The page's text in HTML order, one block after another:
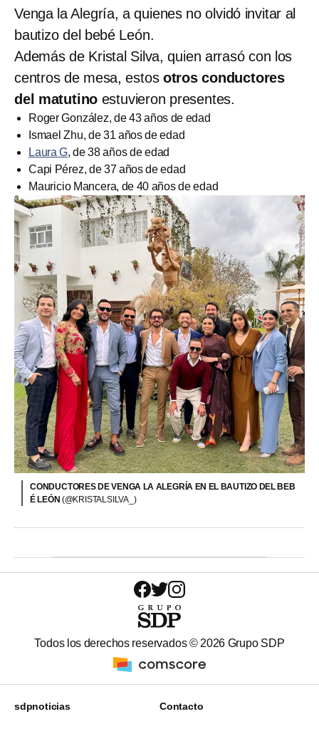
Venga la Alegría, a quienes no olvidó invitar al
bautizo del bebé León.
Además de Kristal Silva, quien arrasó con los
centros de mesa, estos otros conductores
del matutino estuvieron presentes.
Roger González, de 43 años de edad
Ismael Zhu, de 31 años de edad
Laura G, de 38 años de edad
Capi Pérez, de 37 años de edad
Mauricio Mancera, de 40 años de edad
CONDUCTORES DE VENGA LA ALEGRÍA EN EL BAUTIZO DEL BEB
É LEÓN (@KRISTALSILVA_)
Todos los derechos reservados © 2026 Grupo SDP
sdpnoticias Contacto